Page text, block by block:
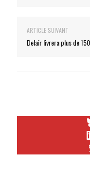
ARTICLE SUIVANT
Delair livrera plus de